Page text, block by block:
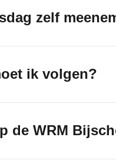
zelf
ik volgen?
de WRM